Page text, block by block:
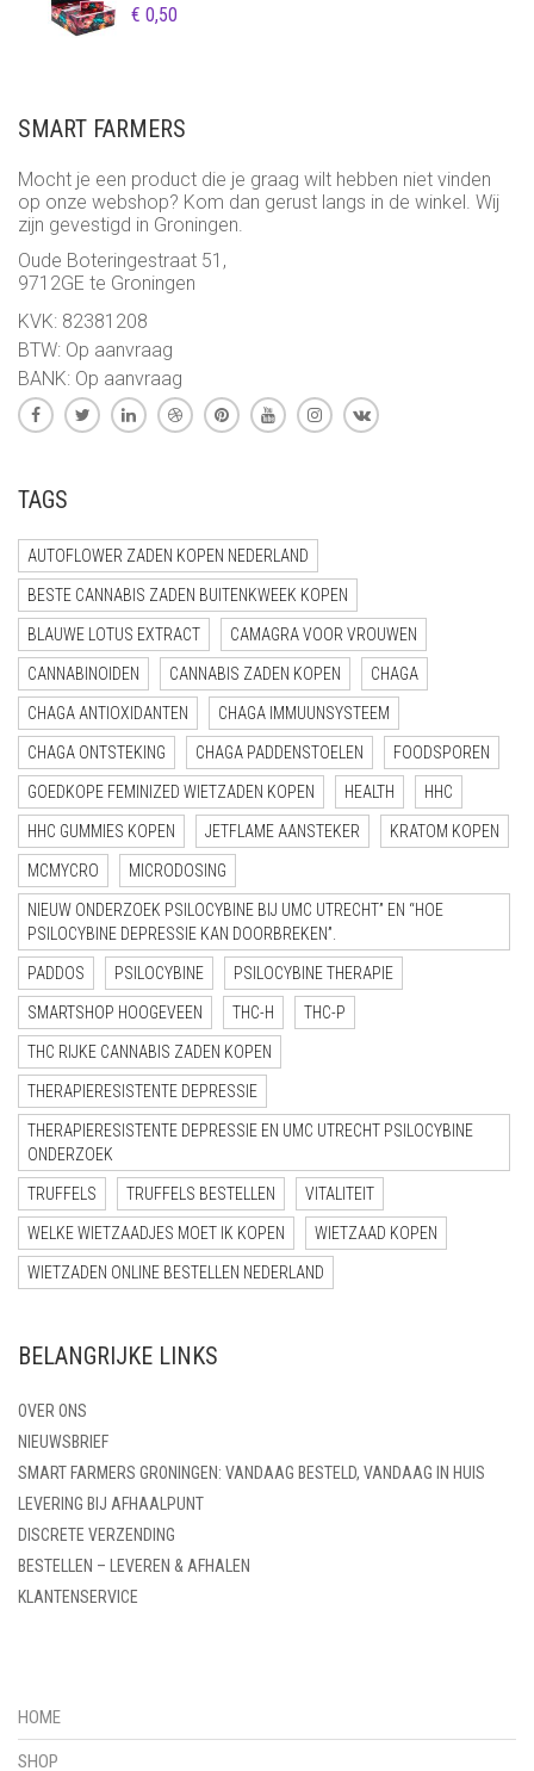
€ 0,50
SMART FARMERS
Mocht je een product die je graag wilt hebben niet vinden
op onze webshop? Kom dan gerust langs in de winkel. Wij
zijn gevestigd in Groningen.
Oude Boteringestraat 51,
9712GE te Groningen
KVK: 82381208
BTW: Op aanvraag
BANK: Op aanvraag
TAGS
AUTOFLOWER ZADEN KOPEN NEDERLAND
BESTE CANNABIS ZADEN BUITENKWEEK KOPEN
BLAUWE LOTUS EXTRACT CAMAGRA VOOR VROUWEN
CANNABINOIDEN CANNABIS ZADEN KOPEN CHAGA
CHAGA ANTIOXIDANTEN CHAGA IMMUUNSYSTEEM
CHAGA ONTSTEKING CHAGA PADDENSTOELEN FOODSPOREN
GOEDKOPE FEMINIZED WIETZADEN KOPEN HEALTH HHC
HHC GUMMIES KOPEN JETFLAME AANSTEKER KRATOM KOPEN
MCMYCRO MICRODOSING
NIEUW ONDERZOEK PSILOCYBINE BIJ UMC UTRECHT” EN “HOE
PSILOCYBINE DEPRESSIE KAN DOORBREKEN”.
PADDOS PSILOCYBINE PSILOCYBINE THERAPIE
SMARTSHOP HOOGEVEEN THC-H THC-P
THC RIJKE CANNABIS ZADEN KOPEN
THERAPIERESISTENTE DEPRESSIE
THERAPIERESISTENTE DEPRESSIE EN UMC UTRECHT PSILOCYBINE
ONDERZOEK
TRUFFELS TRUFFELS BESTELLEN VITALITEIT
WELKE WIETZAADJES MOET IK KOPEN WIETZAAD KOPEN
WIETZADEN ONLINE BESTELLEN NEDERLAND
BELANGRIJKE LINKS
OVER ONS
NIEUWSBRIEF
SMART FARMERS GRONINGEN: VANDAAG BESTELD, VANDAAG IN HUIS
LEVERING BIJ AFHAALPUNT
DISCRETE VERZENDING
BESTELLEN – LEVEREN & AFHALEN
KLANTENSERVICE
HOME
SHOP